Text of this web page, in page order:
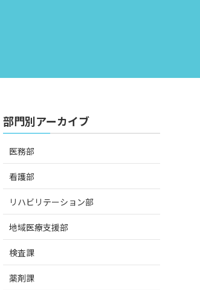
部門別アーカイブ
医務部
看護部
リハビリテーション部
地域医療支援部
検査課
薬剤課